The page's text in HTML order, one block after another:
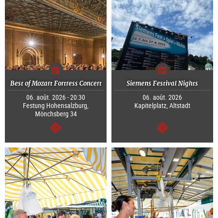
Best of Mozart Fortress Concert
06. août. 2026 - 20:30
Festung Hohensalzburg,
Mönchsberg 34
Continuer
Siemens Festival Nights
06. août. 2026
Kapitelplatz, Altstadt
Continuer